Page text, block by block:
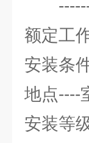
------
额定工
安装条
地点----
安装等